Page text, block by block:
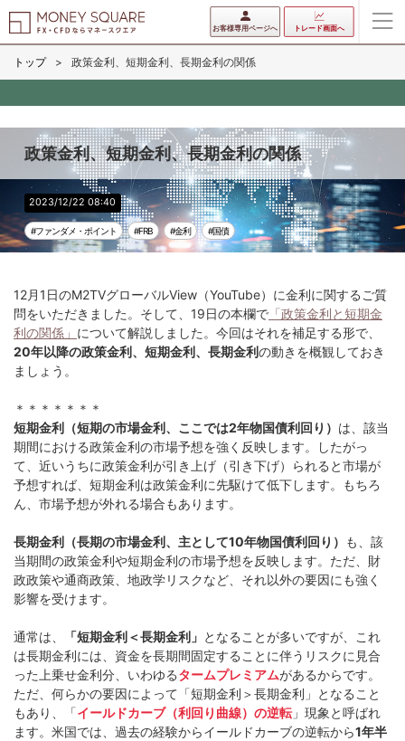
お客様専用ページへ トレード画面へ
トップ 政策金利、短期金利、長期金利の関係
政策金利、短期金利、長期金利の関係
2023/12/22 08:40
#ファンダメ・ポイント #FRB #金利 #国債
12月1日のM2TVグローバルView（YouTube）に金利に関するご質
問をいただきました。そして、19日の本欄で 「政策金利と短期金
利の関係」 について解説しました。今回はそれを補足する形で、
20年以降の政策金利、短期金利、長期金利の動きを概観しておき
ましょう。
＊＊＊＊＊＊＊
短期金利（短期の市場金利、ここでは2年物国債利回り） は、該当
期間における政策金利の市場予想を強く反映します。したがっ
て、近いうちに政策金利が引き上げ（引き下げ）られると市場が
予想すれば、短期金利は政策金利に先駆けて低下します。もちろ
ん、市場予想が外れる場合もあります。
長期金利（長期の市場金利、主として10年物国債利回り） も、該
当期間の政策金利や短期金利の市場予想を反映します。ただ、財
政政策や通商政策、地政学リスクなど、それ以外の要因にも強く
影響を受けます。
通常は、 「短期金利＜長期金利」 となることが多いですが、これ
は長期金利には、資金を長期間固定することに伴うリスクに見合
った上乗せ金利分、いわゆるタームプレミアムがあるからです。
ただ、何らかの要因によって「短期金利＞長期金利」となること
もあり、「イールドカーブ（利回り曲線）の逆転 」現象と呼ばれ
ます。米国では、過去の経験からイールドカーブの逆転から1年半